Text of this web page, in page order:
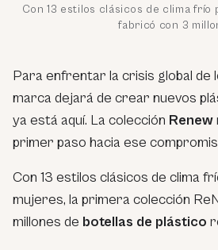
Con 13 estilos clásicos de clima
fabricó con 3
Para enfrentar la crisis global de
marca dejará de crear nuevos
ya está aquí. La colección Renew
primer paso hacia ese
Con 13 estilos clásicos de clima
mujeres, la primera colección
millones de botellas de plástico